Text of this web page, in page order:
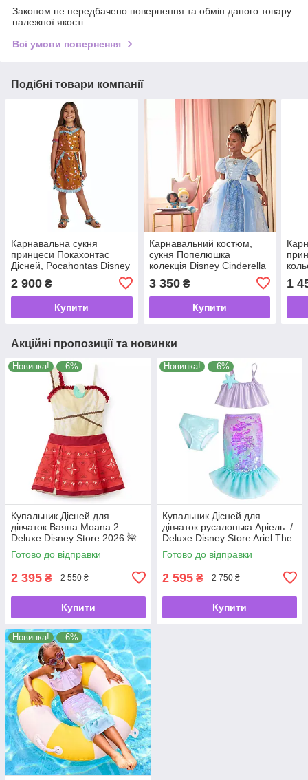
Законом не передбачено повернення та обмін даного товару
належної якості
Всі умови повернення
Подібні товари компанії
Карнавальна сукня
принцеси Покахонтас
Дісней, Pocahontas Disney
2 900 ₴
Купити
Карнавальний костюм,
сукня Попелюшка
колекція Disney Cinderella
3 350₴
Купити
1
Акційні пропозиції та новинки
Новинка! –6%
Купальник Дісней для
дівчаток Ваяна Moana 2
Deluxe Disney Store 2026 🌺
🌊
Готово до відправки
2 395 ₴ 2 550 ₴
Купити
Новинка! –6%
Купальник Дісней для
дівчаток русалонька Аріель /
Deluxe Disney Store Ariel The
Little Mermaid 🧜‍♀️✨
Готово до відправки
2 595 ₴ 2 750 ₴
Купити
Новинка! –6%